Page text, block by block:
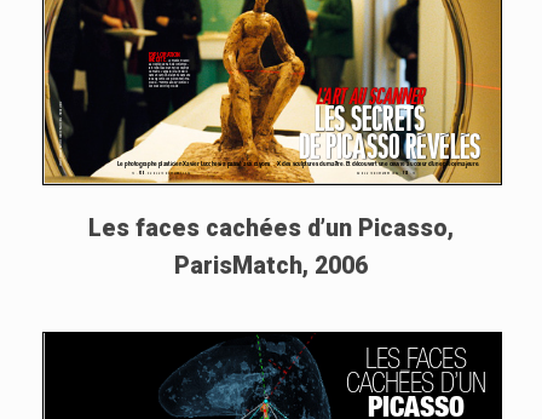
Les faces cachées d’un Picasso,
ParisMatch, 2006